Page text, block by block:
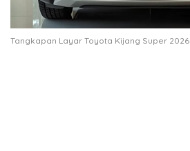
Tangkapan Layar Toyota Kijang Super 2026